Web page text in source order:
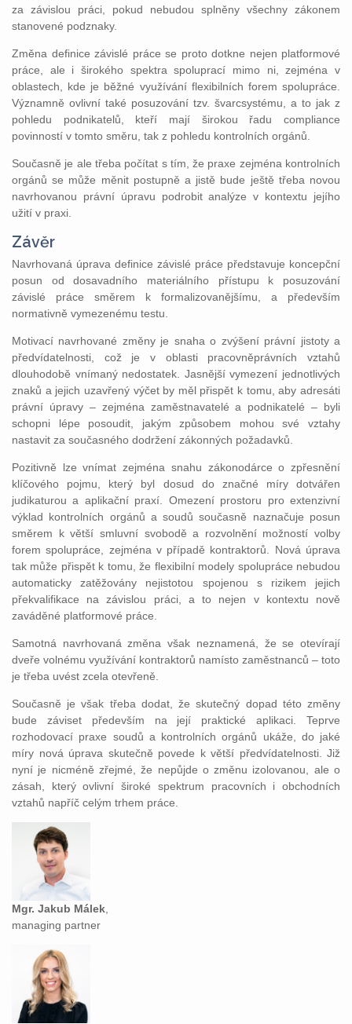
za závislou práci, pokud nebudou splněny všechny zákonem
stanovené podznaky.
Změna definice závislé práce se proto dotkne nejen platformové
práce, ale i širokého spektra spoluprací mimo ni, zejména v
oblastech, kde je běžné využívání flexibilních forem spolupráce.
Významně ovlivní také posuzování tzv. švarcsystému, a to jak z
pohledu podnikatelů, kteří mají širokou řadu compliance
povinností v tomto směru, tak z pohledu kontrolních orgánů.
Současně je ale třeba počítat s tím, že praxe zejména kontrolních
orgánů se může měnit postupně a jistě bude ještě třeba novou
navrhovanou právní úpravu podrobit analýze v kontextu jejího
užití v praxi.
Závěr
Navrhovaná úprava definice závislé práce představuje koncepční
posun od dosavadního materiálního přístupu k posuzování
závislé práce směrem k formalizovanějšímu, a především
normativně vymezenému testu.
Motivací navrhované změny je snaha o zvýšení právní jistoty a
předvídatelnosti, což je v oblasti pracovněprávních vztahů
dlouhodobě vnímaný nedostatek. Jasnější vymezení jednotlivých
znaků a jejich uzavřený výčet by měl přispět k tomu, aby adresáti
právní úpravy – zejména zaměstnavatelé a podnikatelé – byli
schopni lépe posoudit, jakým způsobem mohou své vztahy
nastavit za současného dodržení zákonných požadavků.
Pozitivně lze vnímat zejména snahu zákonodárce o zpřesnění
klíčového pojmu, který byl dosud do značné míry dotvářen
judikaturou a aplikační praxí. Omezení prostoru pro extenzivní
výklad kontrolních orgánů a soudů současně naznačuje posun
směrem k větší smluvní svobodě a rozvolnění možností volby
forem spolupráce, zejména v případě kontraktorů. Nová úprava
tak může přispět k tomu, že flexibilní modely spolupráce nebudou
automaticky zatěžovány nejistotou spojenou s rizikem jejich
překvalifikace na závislou práci, a to nejen v kontextu nově
zaváděné platformové práce.
Samotná navrhovaná změna však neznamená, že se otevírají
dveře volnému využívání kontraktorů namísto zaměstnanců – toto
je třeba uvést zcela otevřeně.
Současně je však třeba dodat, že skutečný dopad této změny
bude záviset především na její praktické aplikaci. Teprve
rozhodovací praxe soudů a kontrolních orgánů ukáže, do jaké
míry nová úprava skutečně povede k větší předvídatelnosti. Již
nyní je nicméně zřejmé, že nepůjde o změnu izolovanou, ale o
zásah, který ovlivní široké spektrum pracovních i obchodních
vztahů napříč celým trhem práce.
Mgr. Jakub Málek
managing partner